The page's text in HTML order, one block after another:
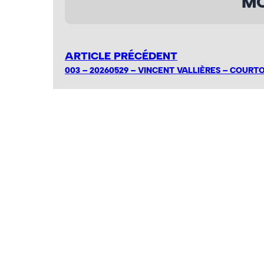
ARTICLE PRÉCÉDENT
003 – 20260529 – VINCENT VALLIÈRES –